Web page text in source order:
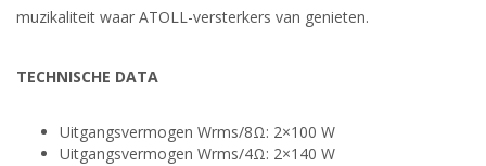
muzikaliteit waar ATOLL-versterkers van genieten.
TECHNISCHE DATA
Uitgangsvermogen Wrms/8Ω: 2×100 W
Uitgangsvermogen Wrms/4Ω: 2×140 W